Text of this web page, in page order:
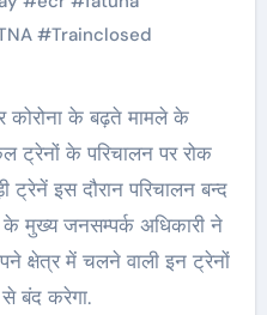
#Trainclosed
के परिचालन पर रोक
ट्रेनें इस दौरान परिचालन बन्द
के मुख्य जनसम्पर्क अधिकारी ने
क्षेत्र में चलने वाली इन ट्रेनों
बंद करेगा.